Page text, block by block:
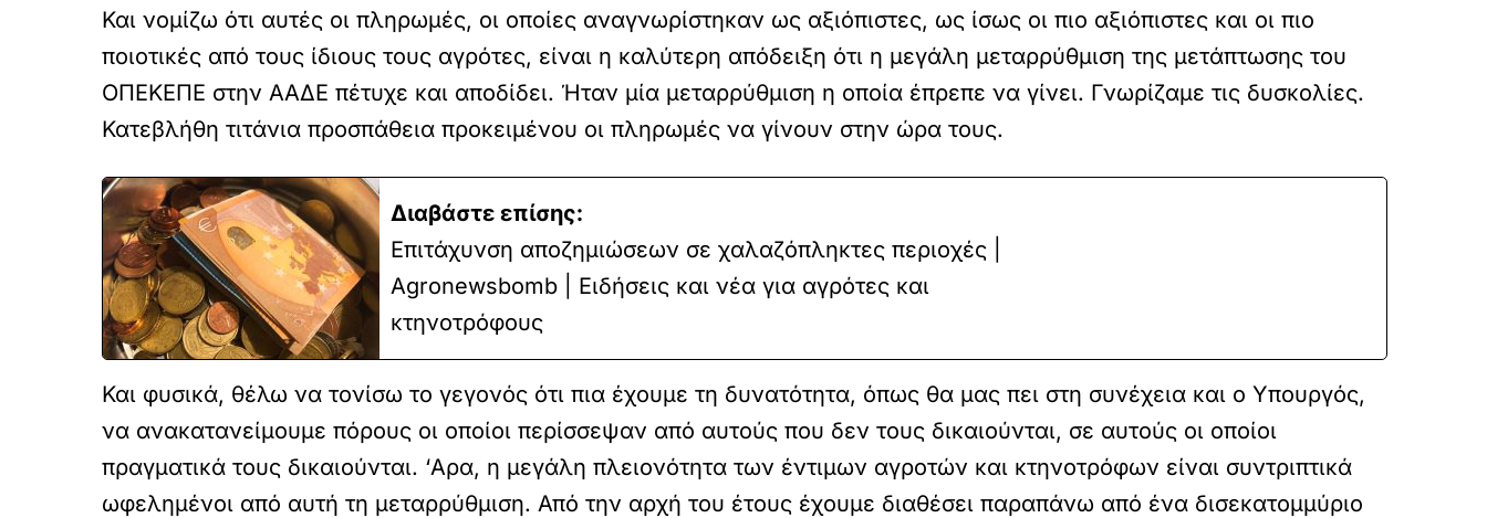
Και νομίζω ότι αυτές οι πληρωμές, οι οποίες αναγνωρίστηκαν ως αξιόπιστες, ως ίσως οι πιο αξιόπιστες και οι πιο
ποιοτικές από τους ίδιους τους αγρότες, είναι η καλύτερη απόδειξη ότι η μεγάλη μεταρρύθμιση της μετάπτωσης του
ΟΠΕΚΕΠΕ στην ΑΑΔΕ πέτυχε και αποδίδει. Ήταν μία μεταρρύθμιση η οποία έπρεπε να γίνει. Γνωρίζαμε τις δυσκολίες.
Κατεβλήθη τιτάνια προσπάθεια προκειμένου οι πληρωμές να γίνουν στην ώρα τους.
Διαβάστε επίσης:
Επιτάχυνση αποζημιώσεων σε χαλαζόπληκτες περιοχές |
Agronewsbomb | Ειδήσεις και νέα για αγρότες και
κτηνοτρόφους
Και φυσικά, θέλω να τονίσω το γεγονός ότι πια έχουμε τη δυνατότητα, όπως θα μας πει στη συνέχεια και ο Υπουργός,
να ανακατανείμουμε πόρους οι οποίοι περίσσεψαν από αυτούς που δεν τους δικαιούνται, σε αυτούς οι οποίοι
πραγματικά τους δικαιούνται. ‘Αρα, η μεγάλη πλειονότητα των έντιμων αγροτών και κτηνοτρόφων είναι συντριπτικά
ωφελημένοι από αυτή τη μεταρρύθμιση. Από την αρχή του έτους έχουμε διαθέσει παραπάνω από ένα δισεκατομμύριο